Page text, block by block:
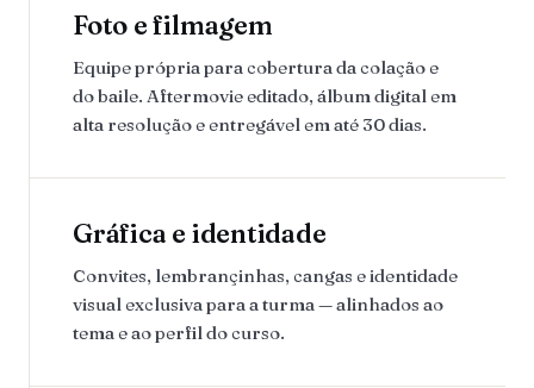
Foto e filmagem
Equipe própria para cobertura da colação e
do baile. Aftermovie editado, álbum digital em
alta resolução e entregável em até 30 dias.
Gráfica e identidade
Convites, lembrançinhas, cangas e identidade
visual exclusiva para a turma — alinhados ao
tema e ao perfil do curso.